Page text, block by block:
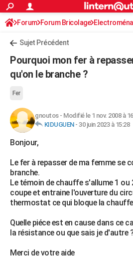
ACTUALITÉS
Politique
Société
Faits Divers
Education
Monde
Villes
+
Programme TV
Streaming
Cinéma
Sorties cinéma
Musique
FINANCE
Retraite
Impôts
Epargne
Immobilier
Risques naturels par ville
Banque
Assurance
Crédit
AUTO
Essais
Réserver un essai
Citadines
Berlines
SUV
Forum auto
HIGH-TECH
Mobiles
Meilleur smartphone
Internet
Ordinateurs
Jeux vidéo
Guide high-tech
BRICOLAGE
Guides de France
Escapades
Patrimoine
Expositions
Musées
Week-end nature
LIFESTYLE
Art de vivre
Bien-être
Loisirs
Mode
Modes de vie
SANTE
Destinations
City break
Voyage nature
Voyage de noces
Forum
Climat
+PHOTO
GUIDES D'ACHAT
S'inscrire
Connexion
Forum Forum Bricolage
Sujet Précédent
Pourquoi mon fer à
qu'on le branche ?
Fer
gnoutos- Modifié le 1 nov. 2008 à
KIDUGUEN- 30 juin 2023 à 15:28
Bonjour,
Le fer à repasser de ma femme se
branche.
Le témoin de chauffe s'allume 1 ou
coupe et entraine l'ouverture du
thermostat ce qui bloque la
Quelle piéce est en cause dans ce
la résistance ou que sais je d'autre
Merci de votre aide